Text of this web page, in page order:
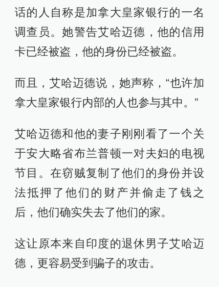
话的人自称是加拿大皇家银行的一名
调查员。她警告艾哈迈德，他的信用
卡已经被盗，他的身份已经被盗。
而且，艾哈迈德说，她声称，“也许加
拿大皇家银行内部的人也参与其中。”
艾哈迈德和他的妻子刚刚看了一个关
于安大略省布兰普顿一对夫妇的电视
节目。在窃贼复制了他们的身份并设
法抵押了他们的财产并偷走了钱之
后，他们确实失去了他们的家。
这让原本来自印度的退休男子艾哈迈
德，更容易受到骗子的攻击。